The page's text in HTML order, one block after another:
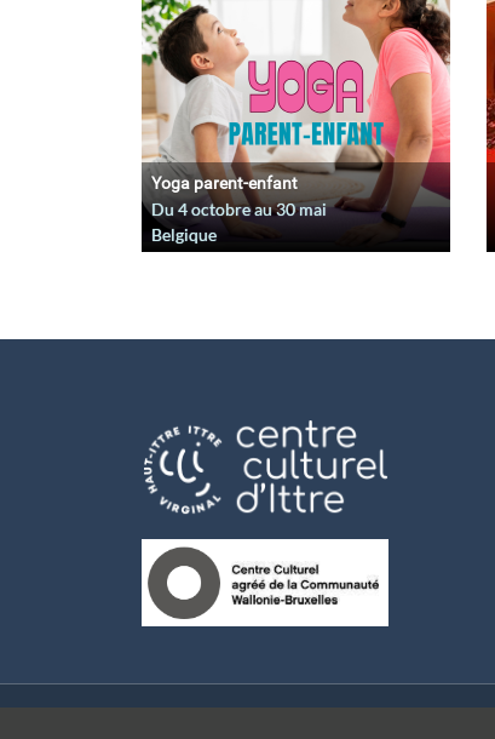
Yoga parent-enfant
Du 4 octobreau30 mai
Belgique